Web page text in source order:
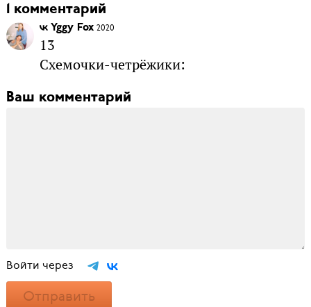
1 комментарий
Yggy Fox 2020
13
Схемочки-четрёжики:
Ваш комментарий
Войти через
Отправить